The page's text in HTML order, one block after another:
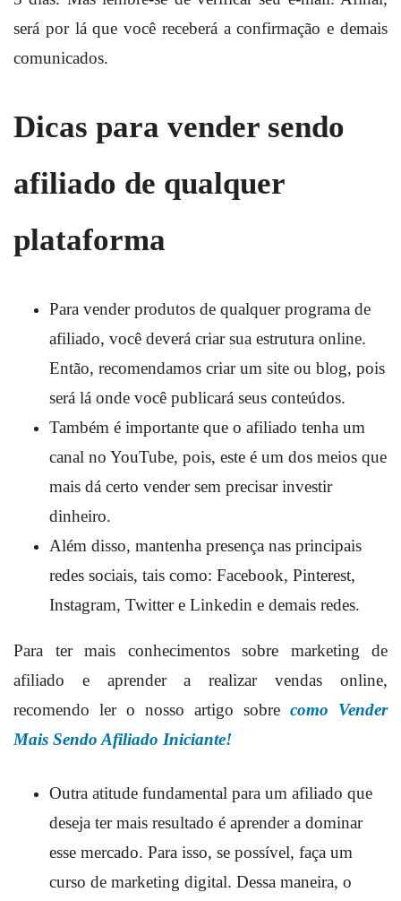
será por lá que você receberá a confirmação e demais
comunicados.
Dicas para vender sendo
afiliado de qualquer
plataforma
Para vender produtos de qualquer programa de
afiliado, você deverá criar sua estrutura online.
Então, recomendamos criar um site ou blog, pois
será lá onde você publicará seus conteúdos.
Também é importante que o afiliado tenha um
canal no YouTube, pois, este é um dos meios que
mais dá certo vender sem precisar investir
dinheiro.
Além disso, mantenha presença nas principais
redes sociais, tais como: Facebook, Pinterest,
Instagram, Twitter e Linkedin e demais redes.
Para ter mais conhecimentos sobre marketing de
afiliado e aprender a realizar vendas online,
recomendo ler o nosso artigo sobre como Vender
Mais Sendo Afiliado Iniciante!
Outra atitude fundamental para um afiliado que
deseja ter mais resultado é aprender a dominar
esse mercado. Para isso, se possível, faça um
curso de marketing digital. Dessa maneira, o